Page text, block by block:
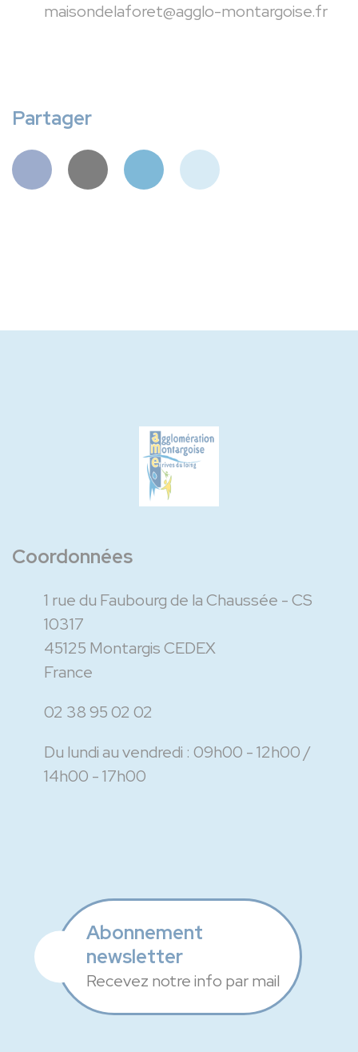
maisondelaforet@agglo-montargoise.fr
Partager
Coordonnées
1 rue du Faubourg de la Chaussée - CS
10317
45125 Montargis CEDEX
France
02 38 95 02 02
Du lundi au vendredi : 09h00 - 12h00
14h00 - 17h00
Abonnement
newsletter
Recevez notre info par mail